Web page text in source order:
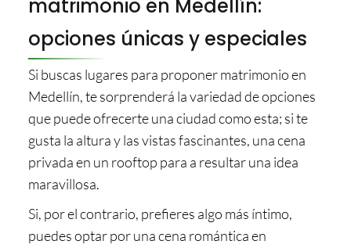
matrimonio en Medellín:
opciones únicas y especiales
Si buscas lugares para proponer matrimonio en
Medellín, te sorprenderá la variedad de opciones
que puede ofrecerte una ciudad como esta; si te
gusta la altura y las vistas fascinantes, una cena
privada en un rooftop para a resultar una idea
maravillosa.
Si, por el contrario, prefieres algo más íntimo,
puedes optar por una cena romántica en